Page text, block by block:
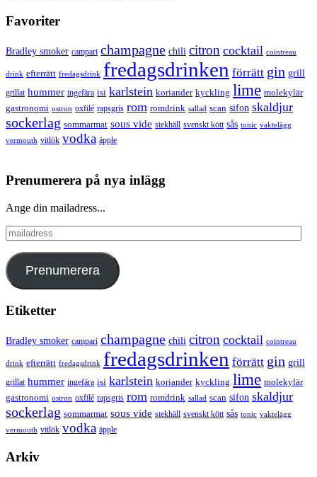
Favoriter
Bradley smoker campari champagne chili citron cocktail cointreau
drink efterrätt fredagsdrink fredagsdrinken förrätt gin grill
grillat hummer ingefära isi karlstein koriander kyckling lime molekylär
gastronomi ostron oxfilé rapsgris rom romdrink sallad scan sifon skaldjur
sockerlag sommarmat sous vide stekhäll svenskt kött sås tonic vaktelägg
vermouth vitlök vodka äpple
Prenumerera på nya inlägg
Ange din mailadress...
mailadress
Prenumerera
Etiketter
Bradley smoker campari champagne chili citron cocktail cointreau
drink efterrätt fredagsdrink fredagsdrinken förrätt gin grill
grillat hummer ingefära isi karlstein koriander kyckling lime molekylär
gastronomi ostron oxfilé rapsgris rom romdrink sallad scan sifon skaldjur
sockerlag sommarmat sous vide stekhäll svenskt kött sås tonic vaktelägg
vermouth vitlök vodka äpple
Arkiv